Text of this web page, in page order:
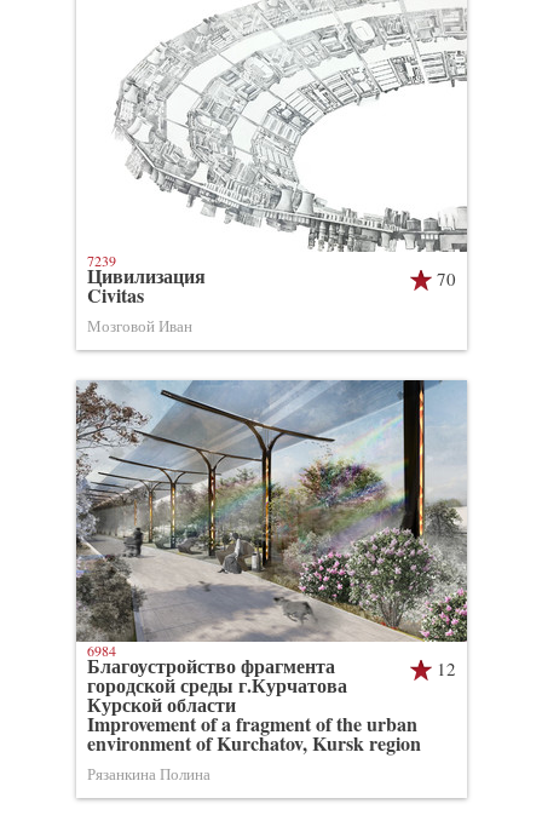
70
Цивилизация
Civitas
Мозговой Иван
7239
12
Благоустройство фрагмента
городской среды г.Курчатова
Курской области
Improvement of a fragment of the urban
environment of Kurchatov, Kursk region
Рязанкина Полина
6984